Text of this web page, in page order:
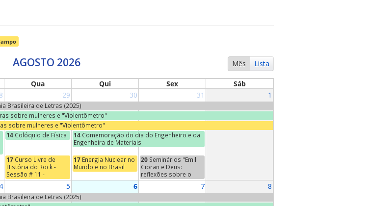
Mês Lista
AGOSTO 2026
Qua Qui Sex
Sáb
29 30 31 1
Brasileira de Letras (2025)
sobre mulheres e "Violentômetro"
sobre mulheres e "Violentômetro"
14 Colóquio de Física 14 Comemoração do dia do Engenheiro e da
Engenheira de Materiais
17 Curso Livre de
História do Rock -
Sessão # 11 -
Começos do Indie
17 Energia Nuclear no
Mundo e no Brasil
20 Seminários "Emil
Cioran e Deus:
reflexões sobre o
Nada". Terceiro
Cioran
4 5 6 7 8
Brasileira de Letras (2025)